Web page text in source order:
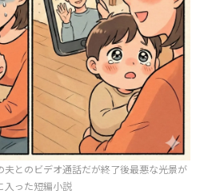
とのビデオ通話だが終了後最悪な光景が
入った短編小説